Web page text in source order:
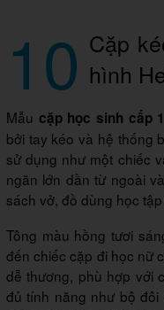
10 Cặp
hình
Mẫu cặp học sinh cấp 1
bởi tay kéo và hệ thống
sử dụng như một chiếc
ngăn lớn dần từ ngoài
sách vở, đồ dùng học
Tông màu hồng tươi
đến chiếc cặp đi học nữ
dễ thương, phù hợp với
đủ tính năng như bộ